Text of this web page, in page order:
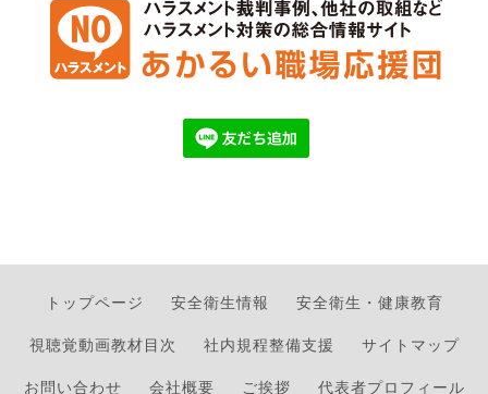
トップページ 安全衛生情報
安全衛生・健康教育
視聴覚動画教材目次
社内規程整備支援
サイトマップ
お問い合わせ
会社概要 ご挨拶
代表者プロフィール